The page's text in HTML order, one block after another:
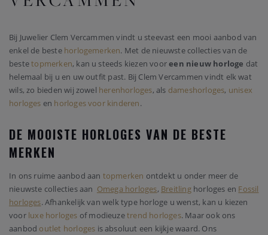
Bij Juwelier Clem Vercammen vindt u steevast een mooi aanbod van
enkel de beste horlogemerken. Met de nieuwste collecties van de
bestetopmerken, kan u steeds kiezen vooreen nieuw horloge dat
helemaal bij u en uw outfit past. Bij Clem Vercammen vindt elk wat
wils, zo bieden wij zowel herenhorloges, als dameshorloges, unisex
horloges en horloges voor kinderen.
DE MOOISTE HORLOGES VAN DE BESTE
MERKEN
In ons ruime aanbod aan topmerken ontdekt u onder meer de
nieuwste collecties aan Omega horloges, Breitlinghorloges en Fossil
horloges. Afhankelijk van welk type horloge u wenst, kan u kiezen
voor luxe horloges of modieuzetrend horloges. Maar ook ons
aanbod outlet horloges is absoluut een kijkje waard. Ons